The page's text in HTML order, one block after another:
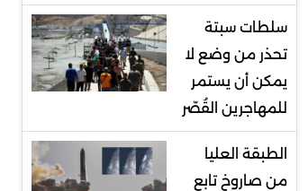
سلطات سبتة
تحذر من وضع لا
يمكن أن يستمر
للمهاجرين القُصّر
الطبقة العليا
من صاروخ تابع